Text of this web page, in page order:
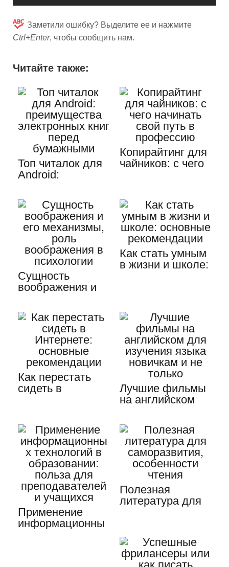
Заметили ошибку? Выделите ее и нажмите
Ctrl+Enter, чтобы сообщить нам.
Читайте также:
Топ читалок для
Android:
электронных…
Копирайтинг для
чайников: с чего
Сущность
воображения и
роль…
Как стать умным
в жизни и школе:
Как перестать
сидеть в
рекомендации
Лучшие фильмы
на английском
языка…
Применение
информационны
Полезная
литература для
чтения